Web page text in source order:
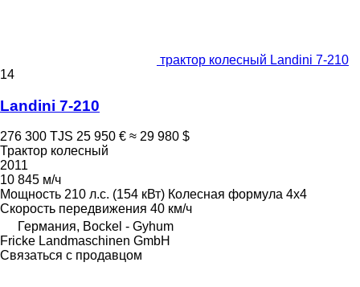
трактор колесный Landini 7-210
14
Landini 7-210
276 300 TJS 25 950 € ≈ 29 980 $
Трактор колесный
2011
10 845 м/ч
Мощность 210 л.с. (154 кВт) Колесная формула 4x4
Скорость передвижения 40 км/ч
Германия, Bockel - Gyhum
Fricke Landmaschinen GmbH
Связаться с продавцом